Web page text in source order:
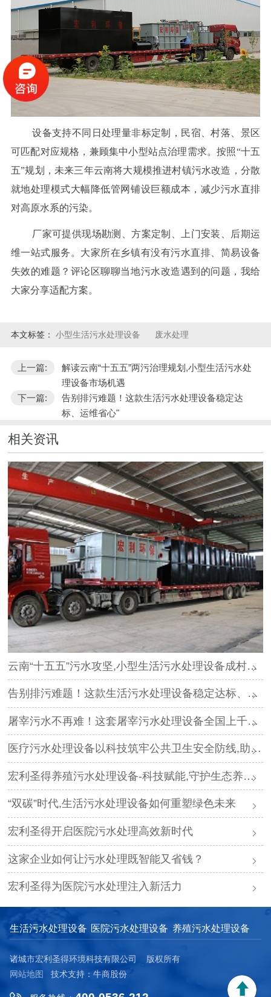
设备支持不同日处理量非标定制，民宿、村落、景区
可匹配对应规格，兼顾集中小型站点治理需求。按照“十五
五”规划，未来三年云南将大规模推进村镇污水改造，分散
就地处理模式大幅降低管网铺设巨额成本，减少污水直排
对高原水系的污染。
厂家可提供现场勘测、方案定制、上门安装、后期运
维一站式服务。大家所在乡镇有没有污水直排、简易设备
失效的难题？评论区聊聊当地污水改造遇到的问题，我给
大家分享适配方案。
本文标签： 小型生活污水处理设备 废水处理
上一篇:
解读云南“十五五”两污治理规划,小型生活污水处
理设备市场机遇
下一篇:
告别排污难题！这款生活污水处理设备稳定达
标、运维省心"
相关资讯
云南“十五五”污水攻坚,小型生活污水处理设备成村镇刚需
告别排污难题！这款生活污水处理设备稳定达标、运维省心
屠宰污水不再难！这套屠宰污水处理设备全国上千家屠宰场都在用
医疗污水处理设备以科技筑牢公共卫生安全防线,助力“平急两用”医疗体系建设
宏利圣得养殖污水处理设备-科技赋能,守护生态养殖新未来
“双碳”时代,生活污水处理设备如何重塑绿色未来
宏利圣得开启医院污水处理高效新时代
这家企业如何让污水处理既智能又省钱？
宏利圣得为医院污水处理注入新活力
生活污水处理设备 医院污水处理设备 养殖污水处理设备
诸城市宏利圣得环境科技有限公司 版权所有
网站地图
技术支持：牛商股份